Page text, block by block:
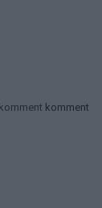
komment komment